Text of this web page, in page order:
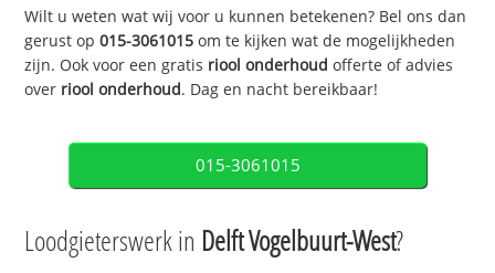
Wilt u weten wat wij voor u kunnen betekenen? Bel ons dan
gerust op015-3061015 om te kijken wat de mogelijkheden
zijn. Ook voor een gratis riool onderhoud offerte of advies
over riool onderhoud. Dag en nacht bereikbaar!
015-3061015
Loodgieterswerk in Delft Vogelbuurt-West?